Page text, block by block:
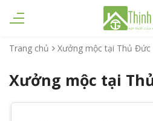
Trang chủ Xưởng mộc tại Thủ Đức
Xưởng mộc tại